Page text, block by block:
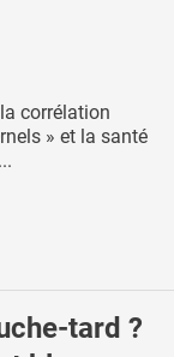
corrélation
» et la santé
tard ?